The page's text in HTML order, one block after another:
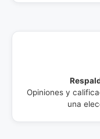
Opiniones y
una